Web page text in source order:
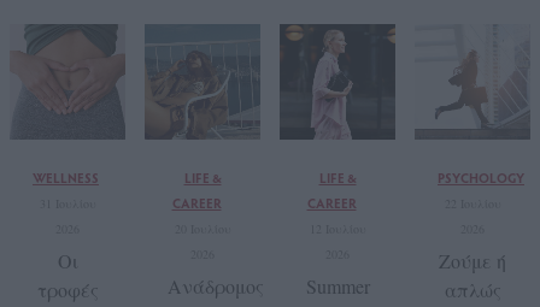
WELLNESS
Οι
τροφές
LIFE &
CAREER
Ανάδρομος
LIFE &
CAREER
Summer
PSYCHOLOGY
Ζούμε ή
απλώς